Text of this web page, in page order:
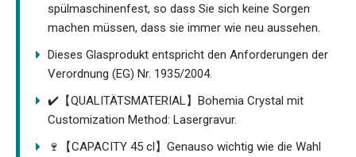
spülmaschinenfest, so dass Sie sich keine Sorgen
machen müssen, dass sie immer wie neu aussehen.
Dieses Glasprodukt entspricht den Anforderungen der
Verordnung (EG) Nr. 1935/2004.
✔️【QUALITÄTSMATERIAL】Bohemia Crystal mit
Customization Method: Lasergravur.
🍷【CAPACITY 45 cl】Genauso wichtig wie die Wahl